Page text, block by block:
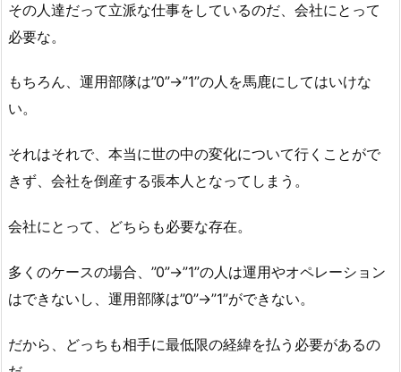
その人達だって立派な仕事をしているのだ、会社にとって
必要な。
もちろん、運用部隊は”0”→”1”の人を馬鹿にしてはいけな
い。
それはそれで、本当に世の中の変化について行くことがで
きず、会社を倒産する張本人となってしまう。
会社にとって、どちらも必要な存在。
多くのケースの場合、”0”→”1”の人は運用やオペレーション
はできないし、運用部隊は”0”→”1”ができない。
だから、どっちも相手に最低限の経緯を払う必要があるの